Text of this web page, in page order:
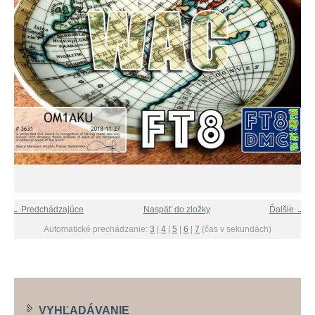
← Predchádzajúce Ďalšie →
Naspäť do zložky
Automatické prechádzanie: 3 4 5 6 7 (čas v sekundách)
VYHĽADÁVANIE